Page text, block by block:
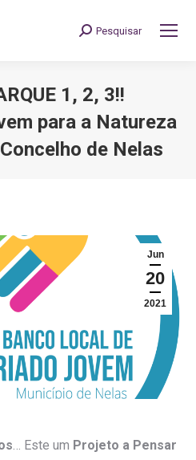
Search:
Pesquisar
1, 2, 3!!
para a Natureza
de Nelas
Jun
20
2021
… Este um Projeto a Pensar